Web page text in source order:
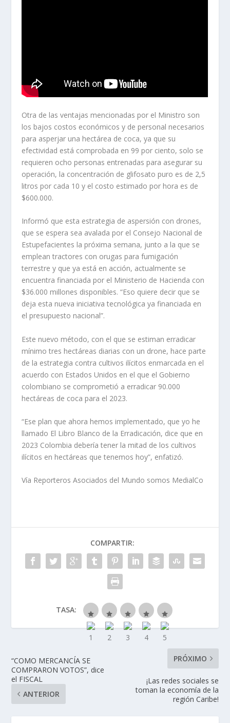
Otra de las ventajas mencionadas por el Ministro son
los bajos costos económicos y de personal necesarios
para asperjar una hectárea de coca, ya que su
efectividad está comprobada en 99 por ciento, solo se
requieren ocho personas entrenadas para asegurar su
operación, la concentración de glifosato puro es de 2,5
litros por cada 10 y el costo estimado por hora es de
$600.000.
Informó que esta estrategia de aspersión con drones,
que se espera sea avalada por el Consejo Nacional de
Estupefacientes la próxima semana, junto a la que se
emplean tractores con orugas para fumigación
terrestre y que ya está en acción, actualmente se
encuentra financiada por el Ministerio de Hacienda con
$36.000 millones disponibles. “Eso quiere decir que se
deja esta nueva iniciativa tecnológica ya financiada en
el presupuesto nacional”.
Este nuevo método, con el que se estiman erradicar
mínimo tres hectáreas diarias con un drone, hace parte
de la estrategia contra cultivos ilícitos enmarcada en el
acuerdo con Estados Unidos en el que el Gobierno
colombiano se comprometió a erradicar 90.000
hectáreas de coca para el 2023.
“Ese plan que ahora hemos implementado, que yo he
llamado El Libro Blanco de la Erradicación, dice que en
2023 Colombia debería tener la mitad de los cultivos
ilícitos en hectáreas que tenemos hoy”, enfatizó.
Vía Reporteros Asociados del Mundo somos MedialCo
COMPARTIR:
TASA:
“COMO MERCANCÍA SE
COMPRARON VOTOS”, dice
el FISCAL
ANTERIOR
PRÓXIMO
¡Las redes sociales se
toman la economía de la
región Caribe!